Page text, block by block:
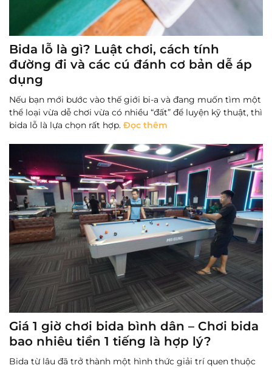
Bida lỗ là gì? Luật chơi, cách tính
đường đi và các cú đánh cơ bản dễ áp
dụng
Nếu bạn mới bước vào thế giới bi-a và đang muốn tìm một
thể loại vừa dễ chơi vừa có nhiều “đất” để luyện kỹ thuật, thì
bida lỗ là lựa chọn rất hợp. Đọc thêm
Giá 1 giờ chơi bida bình dân – Chơi bida
bao nhiêu tiền 1 tiếng là hợp lý?
Bida từ lâu đã trở thành một hình thức giải trí quen thuộc